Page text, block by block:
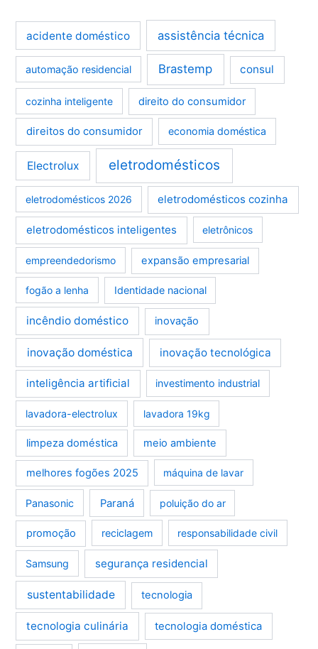
acidente doméstico assistência técnica
automação residencial Brastemp consul
cozinha inteligente direito do consumidor
direitos do consumidor economia doméstica
Electrolux eletrodomésticos
eletrodomésticos 2026 eletrodomésticos cozinha
eletrodomésticos inteligentes eletrônicos
empreendedorismo expansão empresarial
fogão a lenha Identidade nacional
incêndio doméstico inovação
inovação doméstica inovação tecnológica
inteligência artificial investimento industrial
lavadora-electrolux lavadora 19kg
limpeza doméstica meio ambiente
melhores fogões 2025 máquina de lavar
Panasonic Paraná poluição do ar
promoção reciclagem responsabilidade civil
Samsung segurança residencial
sustentabilidade tecnologia
tecnologia culinária tecnologia doméstica